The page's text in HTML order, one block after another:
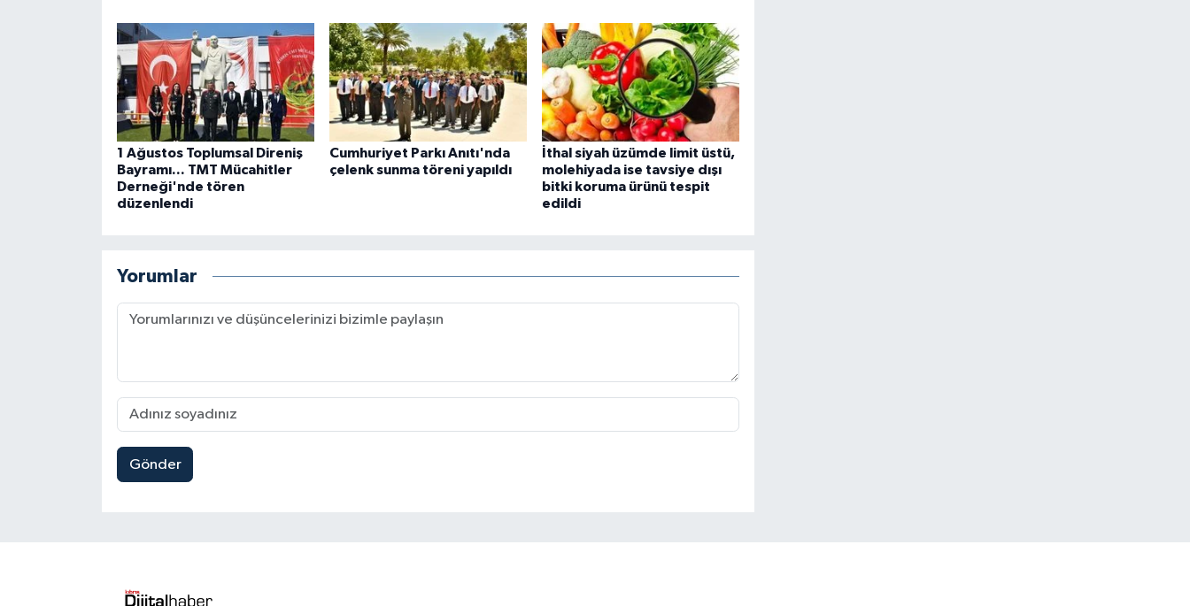
1 Ağustos Toplumsal Direniş
Bayramı... TMT Mücahitler
Derneği'nde tören
düzenlendi
Cumhuriyet Parkı Anıtı'nda
çelenk sunma töreni yapıldı
İthal siyah üzümde limit üstü,
molehiyada ise tavsiye dışı
bitki koruma ürünü tespit
edildi
Yorumlar
Gönder